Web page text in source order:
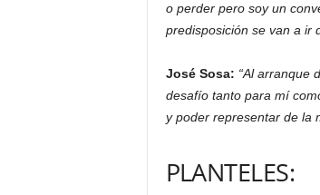
o perder pero soy un
predisposición se van a ir
José Sosa: “Al arranque
desafío tanto para mí
y poder representar de la
PLANTELES: